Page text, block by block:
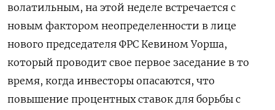
волатильным, на этой неделе встречается с
новым фактором неопределенности в лице
нового председателя ФРС Кевином Уорша,
который проводит свое первое заседание в то
время, когда инвесторы опасаются, что
‌повышение процентных ставок для борьбы с